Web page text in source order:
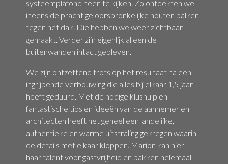
systeemplafond heen te kijken. Zo ontdekten we
ineens de prachtige oorspronkelijke houten balken
tegen het dak. Die hebben we weer zichtbaar
gemaakt. Verder zijn eigenlijk alleen de
buitenwanden intact gebleven.
We zijn ontzettend trots op het resultaat na een
ingrijpende verbouwing die alles bij elkaar 1,5 jaar
heeft geduurd. Met de nodige klushulp en
fantastische tips en ideeën van de aannemer en
architecten heeft het geheel een landelijke,
authentieke en warme uitstraling gekregen waarin
de details met elkaar kloppen. Marion kan hier
haar talent voor gastvrijheid en bakken helemaal